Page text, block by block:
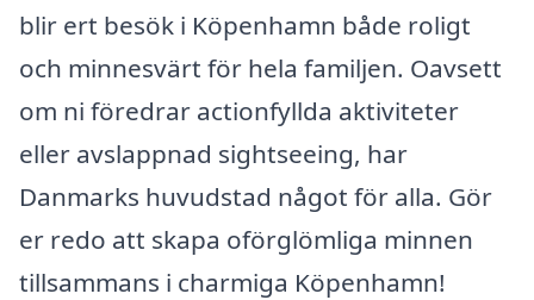
blir ert besök i Köpenhamn både roligt
och minnesvärt för hela familjen. Oavsett
om ni föredrar actionfyllda aktiviteter
eller avslappnad sightseeing, har
Danmarks huvudstad något för alla. Gör
er redo att skapa oförglömliga minnen
tillsammans i charmiga Köpenhamn!